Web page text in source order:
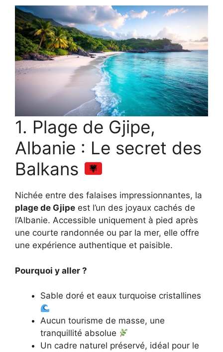
1. Plage de Gjipe,
Albanie : Le secret des
Balkans
Nichée entre des falaises impressionnantes, la
plage de Gjipe est l’un des joyaux cachés de
l’Albanie. Accessible uniquement à pied après
une courte randonnée ou par la mer, elle offre
une expérience authentique et paisible.
Pourquoi y aller ?
Sable doré et eaux turquoise cristallines
Aucun tourisme de masse, une
tranquillité absolue
Un cadre naturel préservé, idéal pour le